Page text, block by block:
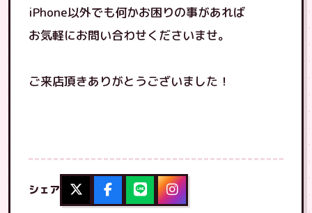
iPhone以外でも何かお困りの事があれば
お気軽にお問い合わせくださいませ。
ご来店頂きありがとうございました！
シェア